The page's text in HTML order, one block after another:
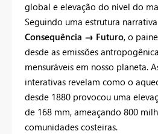
global e elevação do nível do
Seguindo uma estrutura
Consequência → Futuro, o
desde as emissões
mensuráveis em nosso planeta.
interativas revelam como o
desde 1880 provocou uma
de 168 mm, ameaçando 800
comunidades costeiras.